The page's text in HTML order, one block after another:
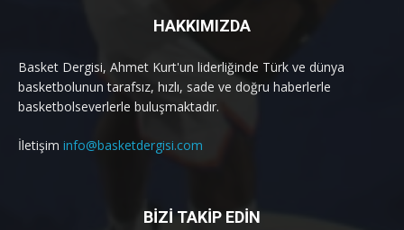
HAKKIMIZDA
Basket Dergisi, Ahmet Kurt'un liderliğinde Türk ve dünya
basketbolunun tarafsız, hızlı, sade ve doğru haberlerle
basketbolseverlerle buluşmaktadır.
İletişim info@basketdergisi.com
BİZİ TAKİP EDİN